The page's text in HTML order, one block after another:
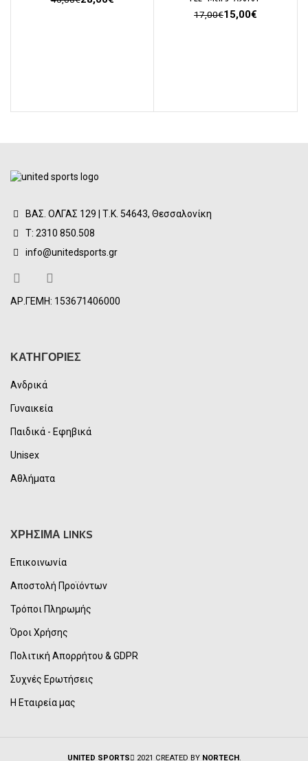
17,00€Original
15,00€
ΒΑΣ. ΟΛΓΑΣ 129 | Τ.Κ. 54643, Θεσσαλονίκη
Τ: 2310 850.508
info@unitedsports.gr
ΑΡ.ΓΕΜΗ: 153671406000
ΚΑΤΗΓΟΡΙΕΣ
Ανδρικά
Γυναικεία
Παιδικά - Εφηβικά
Unisex
Αθλήματα
ΧΡΗΣΙΜΑ LINKS
Επικοινωνία
Αποστολή Προϊόντων
Τρόποι Πληρωμής
Όροι Χρήσης
Πολιτική Απορρήτου & GDPR
Συχνές Ερωτήσεις
Η Εταιρεία μας
UNITED SPORTS 2021 CREATED BY NORTECH .